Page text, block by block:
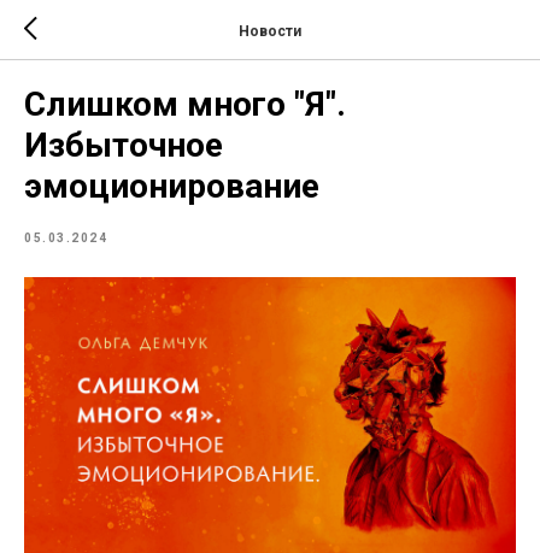
Новости
Слишком много "Я".
Избыточное
эмоционирование
05.03.2024